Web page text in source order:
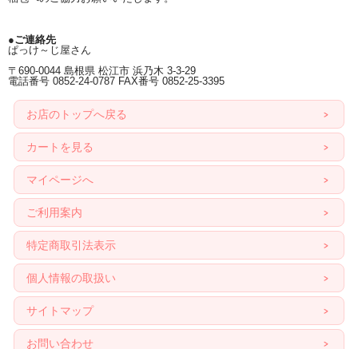
●ご連絡先
ぱっけ～じ屋さん
〒690-0044 島根県 松江市 浜乃木 3-3-29
電話番号 0852-24-0787 FAX番号 0852-25-3395
お店のトップへ戻る
カートを見る
マイページへ
ご利用案内
特定商取引法表示
個人情報の取扱い
サイトマップ
お問い合わせ